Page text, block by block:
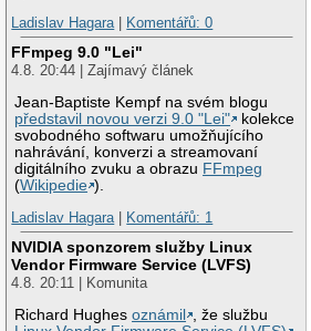
Ladislav Hagara| Komentářů: 0
FFmpeg 9.0 "Lei"
4.8. 20:44 | Zajímavý článek
Jean-Baptiste Kempf na svém blogu
představil novou verzi 9.0 "Lei"
kolekce
svobodného softwaru umožňujícího
nahrávání, konverzi a streamovaní
digitálního zvuku a obrazu FFmpeg
(Wikipedie ).
Ladislav Hagara| Komentářů: 1
NVIDIA sponzorem služby Linux
Vendor Firmware Service (LVFS)
4.8. 20:11 | Komunita
Richard Hughesoznámil
, že službu